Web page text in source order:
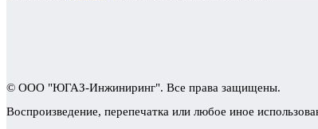
© ООО "ЮГАЗ-Инжиниринг". Все права защищены.
Воспроизведение, перепечатка или любое иное